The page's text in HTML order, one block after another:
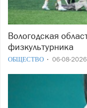
Вологодская область с размахом отметит День
физкультурника
ОБЩЕСТВО 06-08-2026